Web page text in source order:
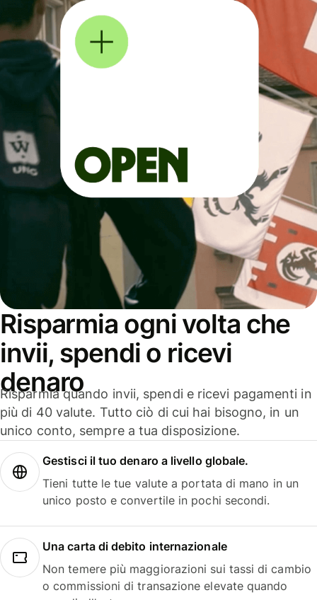
Risparmia ogni volta che
invii, spendi o ricevi
denaro
Risparmia quando invii, spendi e ricevi pagamenti in
più di 40 valute. Tutto ciò di cui hai bisogno, in un
unico conto, sempre a tua disposizione.
Gestisci il tuo denaro a livello globale.
Tieni tutte le tue valute a portata di mano in un
unico posto e convertile in pochi secondi.
Una carta di debito internazionale
Non temere più maggiorazioni sui tassi di cambio
o commissioni di transazione elevate quando